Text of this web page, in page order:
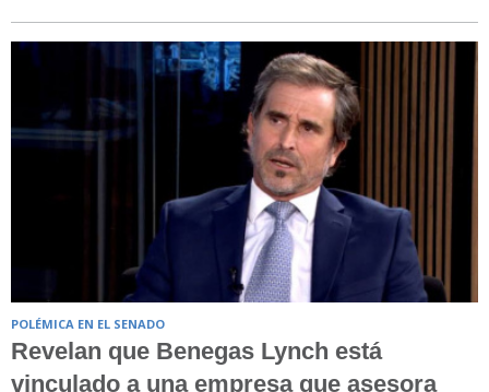
POLÉMICA EN EL SENADO
Revelan que Benegas Lynch está
vinculado a una empresa que asesora